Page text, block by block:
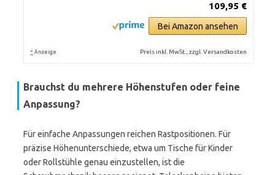
109,95 €
Bei Amazon ansehen
* Anzeige Preis inkl. MwSt., zzgl. Versandkosten
Brauchst du mehrere Höhenstufen oder feine
Anpassung?
Für einfache Anpassungen reichen Rastpositionen. Für
präzise Höhenunterschiede, etwa um Tische für Kinder
oder Rollstühle genau einzustellen, ist die